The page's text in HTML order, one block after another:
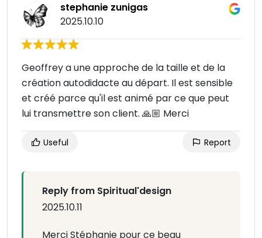
stephanie zunigas
2025.10.10
Geoffrey a une approche de la taille et de la
création autodidacte au départ. Il est sensible
et créé parce qu'il est animé par ce que peut
lui transmettre son client. 🙏🏼 Merci
Useful Report
Reply from Spiritual'design
2025.10.11
Merci Stéphanie pour ce beau